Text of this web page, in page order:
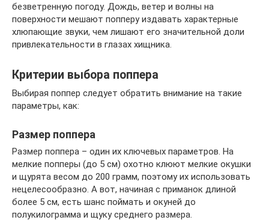
безветренную погоду. Дождь, ветер и волны на
поверхности мешают попперу издавать характерные
хлюпающие звуки, чем лишают его значительной доли
привлекательности в глазах хищника.
Критерии выбора поппера
Выбирая поппер следует обратить внимание на такие
параметры, как:
Размер поппера
Размер поппера – один их ключевых параметров. На
мелкие попперы (до 5 см) охотно клюют мелкие окушки
и щурята весом до 200 грамм, поэтому их использовать
нецелесообразно. А вот, начиная с приманок длиной
более 5 см, есть шанс поймать и окуней до
полукилограмма и щуку среднего размера.